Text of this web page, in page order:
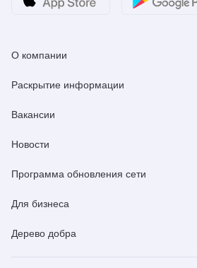
О компании
Раскрытие информации
Вакансии
Новости
Программа обновления сети
Для бизнеса
Дерево добра